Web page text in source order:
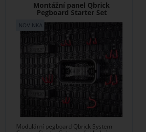
Montážní panel Qbrick
Pegboard Starter Set
Modulární pegboard Qbrick System